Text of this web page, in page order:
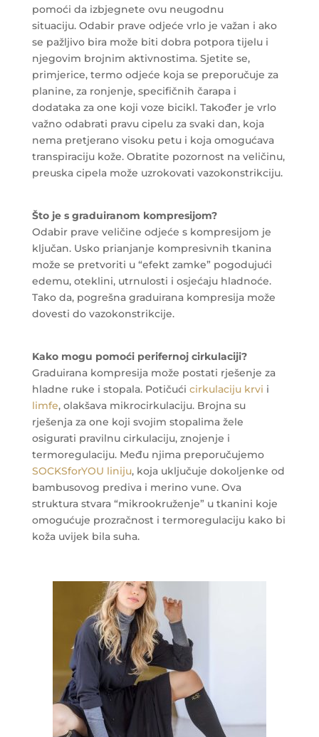
pomoći da izbjegnete ovu neugodnu
situaciju. Odabir prave odjeće vrlo je važan i ako
se pažljivo bira može biti dobra potpora tijelu i
njegovim brojnim aktivnostima. Sjetite se,
primjerice, termo odjeće koja se preporučuje za
planine, za ronjenje, specifičnih čarapa i
dodataka za one koji voze bicikl. Također je vrlo
važno odabrati pravu cipelu za svaki dan, koja
nema pretjerano visoku petu i koja omogućava
transpiraciju kože. Obratite pozornost na veličinu,
preuska cipela može uzrokovati vazokonstrikciju.
Što je s graduiranom kompresijom?
Odabir prave veličine odjeće s kompresijom je
ključan. Usko prianjanje kompresivnih tkanina
može se pretvoriti u “efekt zamke” pogodujući
edemu, oteklini, utrnulosti i osjećaju hladnoće.
Tako da, pogrešna graduirana kompresija može
dovesti do vazokonstrikcije.
Kako mogu pomoći perifernoj cirkulaciji?
Graduirana kompresija može postati rješenje za
hladne ruke i stopala. Potičući cirkulaciju krvi i
limfe, olakšava mikrocirkulaciju. Brojna su
rješenja za one koji svojim stopalima žele
osigurati pravilnu cirkulaciju, znojenje i
termoregulaciju. Među njima preporučujemo
SOCKSforYOU liniju, koja uključuje dokoljenke od
bambusovog prediva i merino vune. Ova
struktura stvara “mikrookruženje” u tkanini koje
omogućuje prozračnost i termoregulaciju kako bi
koža uvijek bila suha.